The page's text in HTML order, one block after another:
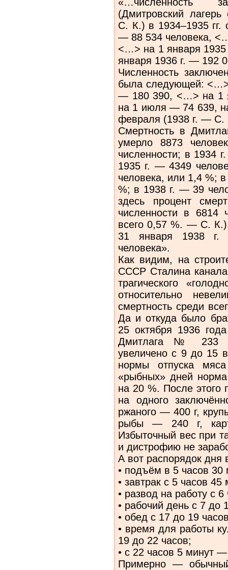
(Дмитровский
С. К.) в 1934–1935 гг.
— 88 534 человека,
<…> на 1 января
января 1936 г. — 192
Численность
была следующей:
— 180 390, <…> на 1
на 1 июля — 74 639,
февраля (1938 г. —
Смертность в
умерло 8873
численности; в 1934
1935 г. — 4349
человека, или 1,4 %;
%; в 1938 г. — 39
здесь процент
численности в 6814
всего 0,57 %. — С.
31 января 1938 г.
человека».
Как видим, на
СССР Сталина
трагического
относительно
смертность среди
Да и откуда было
25 октября 1936
Дмитлага № 233
увеличено с 9 до 15
нормы отпуска
«рыбных» дней
на 20 %. После этого
на одного
ржаного — 400 г,
рыбы — 240 г,
Избыточный вес при
и дистрофию не
А вот распорядок дня
• подъём в 5 часов 30
• завтрак с 5 часов
• развод на работу с
• рабочий день с 7 до
• обед с 17 до 19
• время для работы
19 до 22 часов;
• с 22 часов 5 минут
Примерно —